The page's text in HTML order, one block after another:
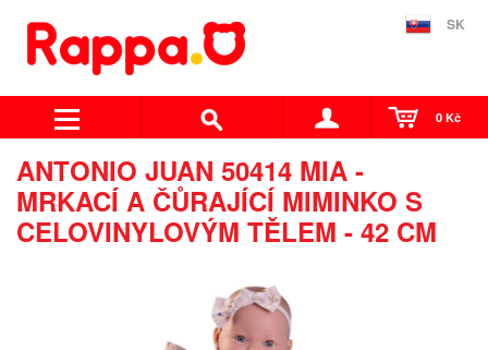
SK
0 Kč
ANTONIO JUAN 50414 MIA -
MRKACÍ A ČŮRAJÍCÍ MIMINKO S
CELOVINYLOVÝM TĚLEM - 42 CM